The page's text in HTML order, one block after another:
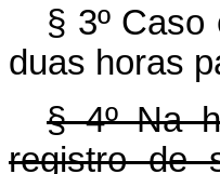
§ 3º
duas horas
§ 4º Na
registro de